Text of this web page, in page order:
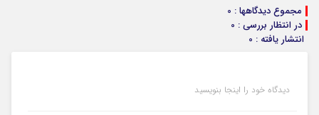
مجموع دیدگاهها : 0
در انتظار بررسی : 0
انتشار یافته : 0
دیدگاه خود را اینجا بنویسید